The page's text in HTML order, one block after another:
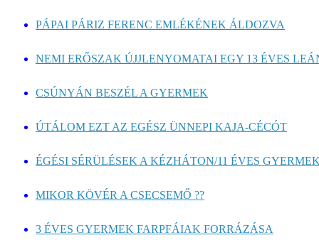
PÁPAI PÁRIZ FERENC EMLÉKÉNEK ÁLDOZVA
NEMI ERŐSZAK ÚJJLENYOMATAI EGY 13 ÉVES
CSÚNYÁN BESZÉL A GYERMEK
ÚTÁLOM EZT AZ EGÉSZ ÜNNEPI KAJA-CÉCÓT
ÉGÉSI SÉRÜLÉSEK A KÉZHÁTON/11 ÉVES
MIKOR KÖVÉR A CSECSEMŐ ??
3 ÉVES GYERMEK FARPFÁIAK FORRÁZÁSA